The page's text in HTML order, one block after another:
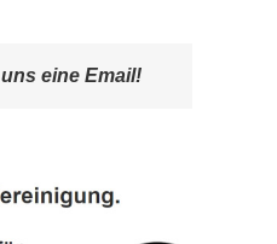
eine Email!